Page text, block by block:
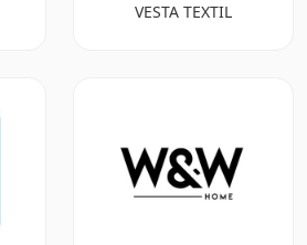
VESTA TEXTIL